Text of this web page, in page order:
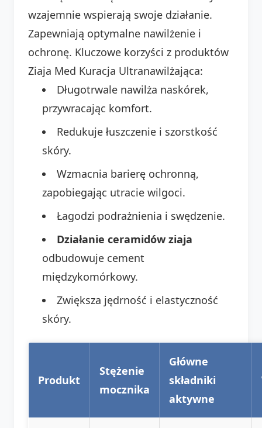
wzajemnie wspierają swoje działanie.
Zapewniają optymalne nawilżenie i
ochronę. Kluczowe korzyści z produktów
Ziaja Med Kuracja Ultranawilżająca:
Długotrwale nawilża naskórek,
przywracając komfort.
Redukuje łuszczenie i szorstkość
skóry.
Wzmacnia barierę ochronną,
zapobiegając utracie wilgoci.
Łagodzi podrażnienia i swędzenie.
Działanie ceramidów ziaja
odbudowuje cement
międzykomórkowy.
Zwiększa jędrność i elastyczność
skóry.
Produkt
Stężenie
mocznika
Główne
składniki
aktywne